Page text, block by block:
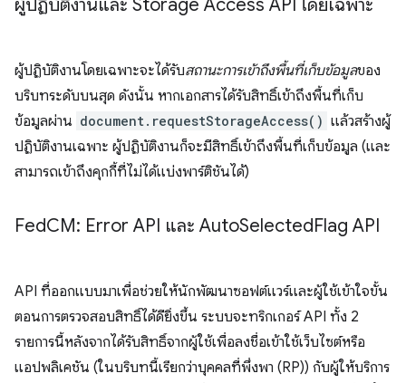
ผู้ปฏิบัติงานและ Storage Access API โดยเฉพาะ
ผู้ปฏิบัติงานโดยเฉพาะจะได้รับสถานะการเข้าถึงพื้นที่เก็บข้อมูลของ
บริบทระดับบนสุด ดังนั้น หากเอกสารได้รับสิทธิ์เข้าถึงพื้นที่เก็บ
ข้อมูลผ่าน document.requestStorageAccess() แล้วสร้างผู้
ปฏิบัติงานเฉพาะ ผู้ปฏิบัติงานก็จะมีสิทธิ์เข้าถึงพื้นที่เก็บข้อมูล (และ
สามารถเข้าถึงคุกกี้ที่ไม่ได้แบ่งพาร์ติชันได้)
FedCM: Error API และ AutoSelectedFlag API
API ที่ออกแบบมาเพื่อช่วยให้นักพัฒนาซอฟต์แวร์และผู้ใช้เข้าใจขั้น
ตอนการตรวจสอบสิทธิ์ได้ดียิ่งขึ้น ระบบจะทริกเกอร์ API ทั้ง 2
รายการนี้หลังจากได้รับสิทธิ์จากผู้ใช้เพื่อลงชื่อเข้าใช้เว็บไซต์หรือ
แอปพลิเคชัน (ในบริบทนี้เรียกว่าบุคคลที่พึ่งพา (RP)) กับผู้ให้บริการ